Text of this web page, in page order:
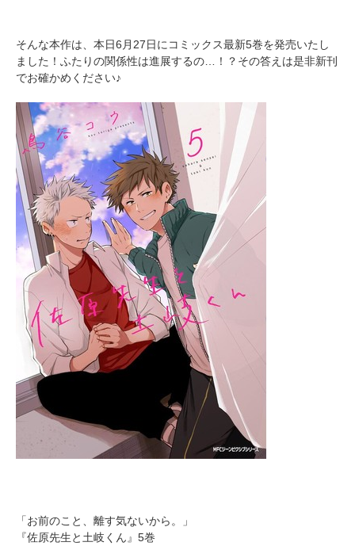
そんな本作は、本日6月27日にコミックス最新5巻を発売いたし
ました！ふたりの関係性は進展するの…！？その答えは是非新刊
でお確かめください♪
「お前のこと、離す気ないから。」
『佐原先生と土岐くん』5巻